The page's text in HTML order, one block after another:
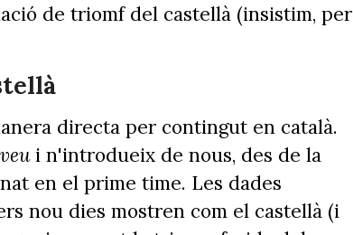
de triomf del castellà (insistim, per
directa per contingut en català.
i n'introdueix de nous, des de la
en el prime time. Les dades
nou dies mostren com el castellà (i